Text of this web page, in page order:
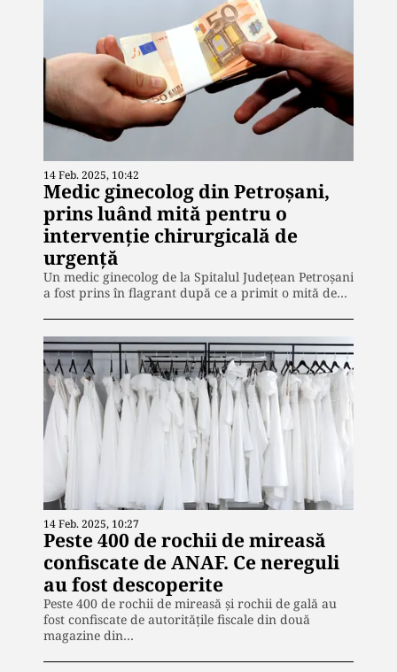
14 Feb. 2025, 10:42
Medic ginecolog din Petroșani,
prins luând mită pentru o
intervenție chirurgicală de
urgență
Un medic ginecolog de la Spitalul Județean Petroșani
a fost prins în flagrant după ce a primit o mită de…
14 Feb. 2025, 10:27
Peste 400 de rochii de mireasă
confiscate de ANAF. Ce nereguli
au fost descoperite
Peste 400 de rochii de mireasă și rochii de gală au
fost confiscate de autoritățile fiscale din două
magazine din…